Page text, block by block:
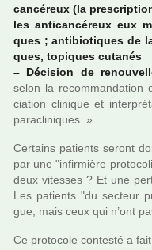
can­cé­reux (la
les anti­can­cé­reux eux
ques ; anti­bio­ti­ques de
ques, topi­ques cuta­nés
– Décision de
selon la recom­man­da­tion
cia­tion cli­ni­que et
para­cli­ni­ques. »
Certains patients seront
par une "infir­mière
deux vites­ses ? Et une
Les patients "du sec­teur
gue, mais ceux qui n’ont
Ce pro­to­cole contesté a fait